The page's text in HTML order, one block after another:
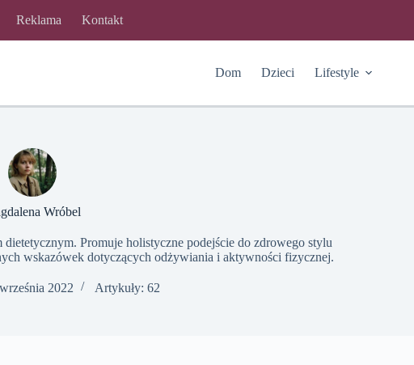
Reklama Kontakt
Dom Dzieci Lifestyle
Wróbel
Promuje holistyczne podejście do zdrowego stylu
wskazówek dotyczących odżywiania i aktywności fizycznej.
2022 Artykuły: 62